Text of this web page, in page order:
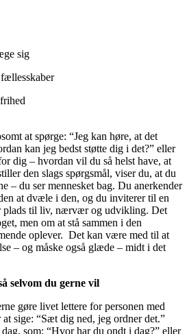
sig
at spørge: “Jeg kan høre, at det
kan jeg bedst støtte dig i det?” eller
dig – hvordan vil du så helst have, at
den slags spørgsmål, viser du, at du
– du ser mennesket bag. Du anerkender
at dvæle i den, og du inviterer til en
plads til liv, nærvær og udvikling. Det
men om at stå sammen i den
oplever. Det kan være med til at
– og måske også glæde – midt i det
selvom du gerne vil
gøre livet lettere for personen med
sige: “Sæt dig ned, jeg ordner det.”
som: “Hvor har du ondt i dag?” eller